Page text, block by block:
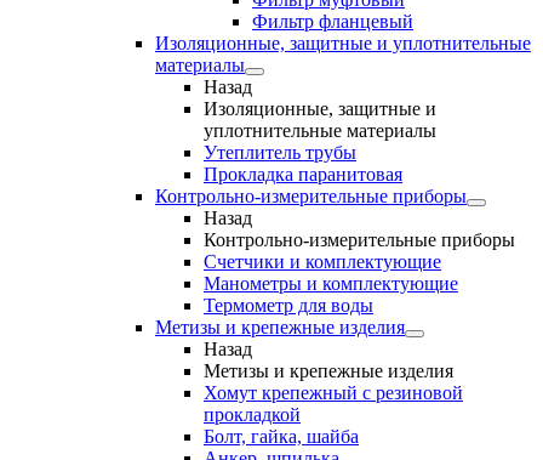
Фильтр фланцевый
Изоляционные, защитные и уплотнительные
материалы
Назад
Изоляционные, защитные и
уплотнительные материалы
Утеплитель трубы
Прокладка паранитовая
Контрольно-измерительные приборы
Назад
Контрольно-измерительные приборы
Счетчики и комплектующие
Манометры и комплектующие
Термометр для воды
Метизы и крепежные изделия
Назад
Метизы и крепежные изделия
Хомут крепежный с резиновой
прокладкой
Болт, гайка, шайба